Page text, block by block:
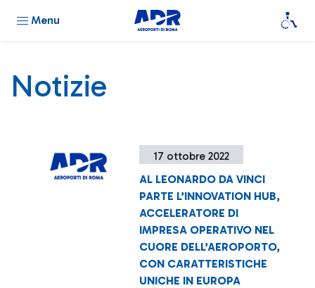
Menu
Notizie
17 ottobre 2022
AL LEONARDO DA VINCI
PARTE L’INNOVATION HUB,
ACCELERATORE DI
IMPRESA OPERATIVO NEL
CUORE DELL’AEROPORTO,
CON CARATTERISTICHE
UNICHE IN EUROPA